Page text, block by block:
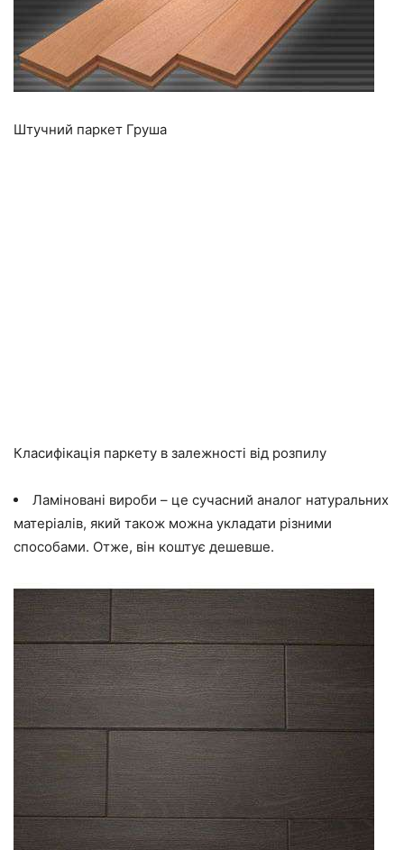
Штучний паркет Груша
Класифікація паркету в залежності від розпилу
Ламіновані вироби – це сучасний аналог натуральних
матеріалів, який також можна укладати різними
способами. Отже, він коштує дешевше.